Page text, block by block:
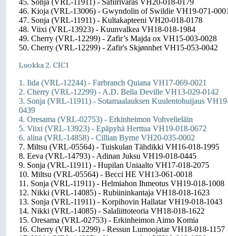
45. Sonja (VRL-11911) - Safiirivaras VH20-018-0179
46. Kioja (VRL-13006) - Gwyndolin of Swildie VH19-071-
47. Sonja (VRL-11911) - Kultakapteeni VH20-018-0178
48. Viixi (VRL-13923) - Kuunvalkea VH18-018-1984
49. Cherry (VRL-12299) - Zafir’s Majda ox VH15-003-0028
50. Cherry (VRL-12299) - Zafir's Skjønnhet VH15-053-0042
Luokka 2. CIC1
1. Iida (VRL-12244) - Farbranch Quiana VH17-069-0021
2. Cherry (VRL-12299) - A.D. Bella Deville VH13-029-0142
3. Sonja (VRL-11911) - Sotamaalauksen Kuulentohuijaus
0439
4. Oresama (VRL-02753) - Erkinheimon Vohvelieläin
5. Viixi (VRL-13923) - Epäpyhä Herttua VH19-018-0672
6. alina (VRL-14858) - Cillian Byrne VH20-035-0002
7. Miltsu (VRL-05564) - Tuiskulan Tähdikki VH16-018-1995
8. Eeva (VRL-14793) - Adinan Juksu VH19-018-0445
9. Sonja (VRL-11911) - Hupilan Uniaalto VH17-018-2075
10. Miltsu (VRL-05564) - Becci HE VH13-061-0018
11. Sonja (VRL-11911) - Helmiahon Ihmeotus VH19-018-1008
12. Nikki (VRL-14085) - Rubiininkantaja VH18-018-1623
13. Sonja (VRL-11911) - Korpihovin Hallatar VH19-018-1043
14. Nikki (VRL-14085) - Salaliittoteoria VH18-018-1622
15. Oresama (VRL-02753) - Erkinheimon Aimo Komia
16. Cherry (VRL-12299) - Ressun Lumoojatar VH18-018-1157